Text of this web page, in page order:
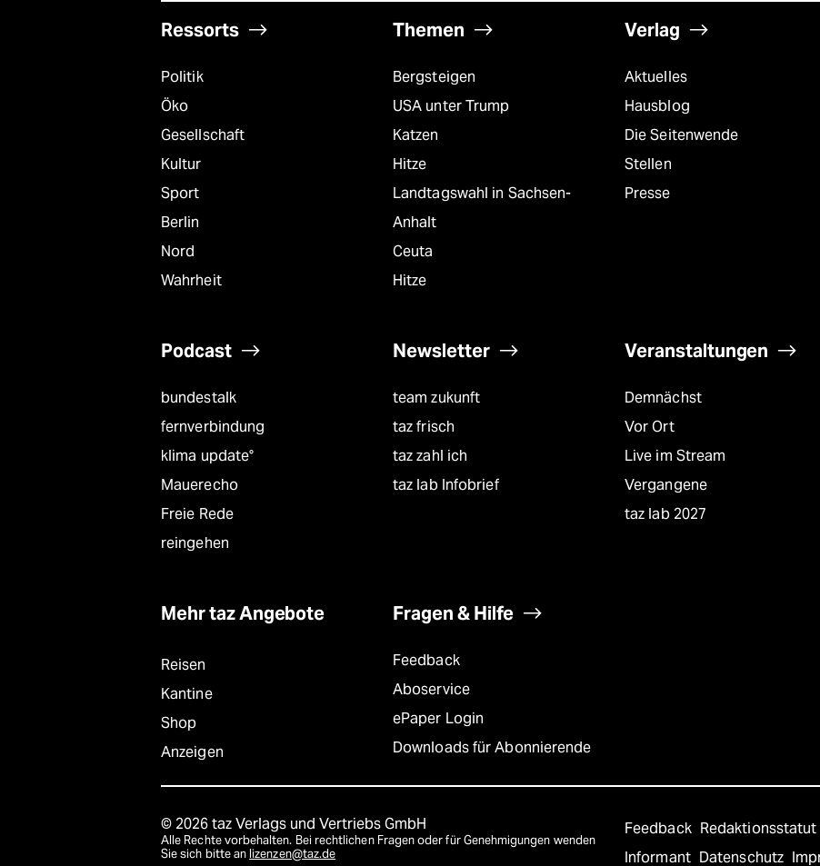
Ressorts
Politik
Öko
Gesellschaft
Kultur
Sport
Berlin
Nord
Wahrheit
Themen
Bergsteigen
USA unter Trump
Katzen
Hitze
Landtagswahl in Sachsen-
Anhalt
Ceuta
Hitze
Verlag
Aktuelles
Hausblog
Die Seitenwende
Stellen
Presse
Podcast
bundestalk
fernverbindung
klima update°
Mauerecho
Freie Rede
reingehen
Newsletter
team zukunft
taz frisch
taz zahl ich
taz lab Infobrief
Veranstaltungen
Demnächst
Vor Ort
Live im Stream
Vergangene
taz lab 2027
Mehr taz Angebote
Reisen
Kantine
Shop
Anzeigen
Fragen & Hilfe
Feedback
Aboservice
ePaper Login
Downloads für Abonnierende
© 2026 taz Verlags und Vertriebs GmbH
Alle Rechte vorbehalten. Bei rechtlichen Fragen oder für Genehmigungen wenden
Sie sich bitte an lizenzen@taz.de
Feedback Redaktionsstatut
Informant Datenschutz